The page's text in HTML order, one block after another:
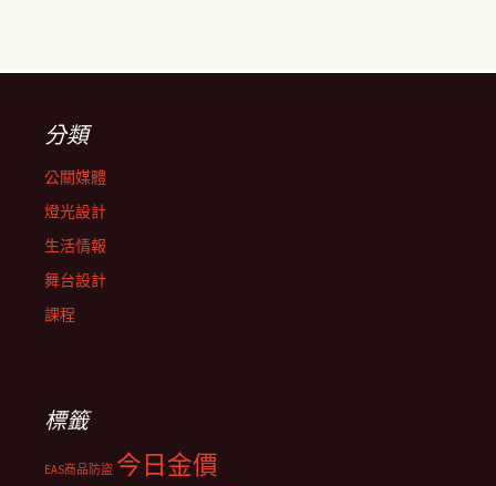
分類
公關媒體
燈光設計
生活情報
舞台設計
課程
標籤
EAS商品防盜 今日金價